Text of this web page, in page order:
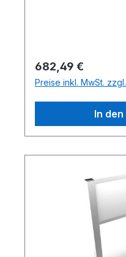
Regulärer Preis:
682,49 €
Preise inkl. MwSt.
In